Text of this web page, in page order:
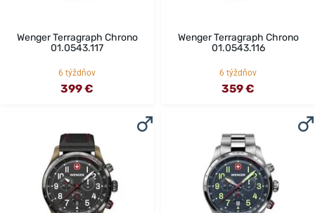
Wenger Terragraph Chrono
01.0543.117
6 týždňov
399 €
Wenger Terragraph Chrono
01.0543.116
6 týždňov
359 €